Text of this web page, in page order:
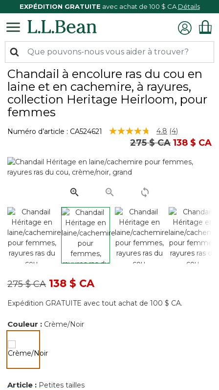
EXPÉDITION GRATUITE avec achat de 100 $ CA Détails
Chandail à encolure ras du cou en
laine et en cachemire, à rayures,
collection Heritage Heirloom, pour
femmes
Numéro d’article : CA524621 5 sur 5 Évaluation des clients
4.8 Lire
les
Lien
(4)
Prix réduit de
275 $ CAà138 $ CA
Prix réduit de
275 $ CAà138 $ CA
Expédition GRATUITE avec tout achat de 100 $ CA.
Couleur : Crème/Noir
Article : Petites tailles